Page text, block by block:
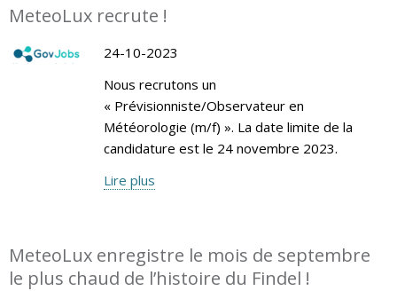
MeteoLux recrute !
24-10-2023
Nous recrutons un
« Prévisionniste/Observateur en
Météorologie (m/f) ». La date limite de la
candidature est le 24 novembre 2023.
Lire plus
MeteoLux enregistre le mois de septembre
le plus chaud de l’histoire du Findel !